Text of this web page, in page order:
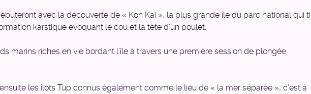
avec la découverte de « Koh Kai », la plus grande île du parc national qui
karstique évoquant le cou et la tête d’un poulet.
marins riches en vie bordant l’île à travers une première session de plongée
les îlots Tup connus également comme le lieu de « la mer séparée », c’est à